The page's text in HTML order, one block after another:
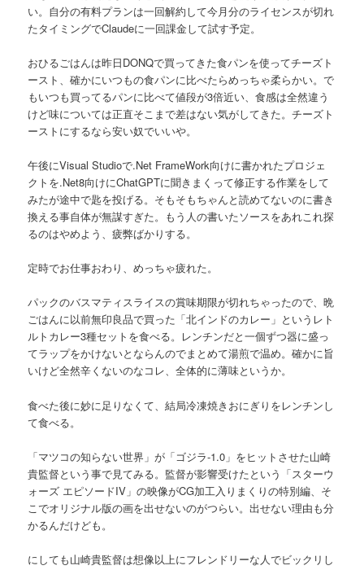
い。自分の有料プランは一回解約して今月分のライセンスが切れ
たタイミングでClaudeに一回課金して試す予定。
おひるごはんは昨日DONQで買ってきた食パンを使ってチーズト
ースト、確かにいつもの食パンに比べたらめっちゃ柔らかい。で
もいつも買ってるパンに比べて値段が3倍近い、食感は全然違う
けど味については正直そこまで差はない気がしてきた。チーズト
ーストにするなら安い奴でいいや。
午後にVisual Studioで.Net FrameWork向けに書かれたプロジェ
クトを.Net8向けにChatGPTに聞きまくって修正する作業をして
みたが途中で匙を投げる。そもそもちゃんと読めてないのに書き
換える事自体が無謀すぎた。もう人の書いたソースをあれこれ探
るのはやめよう、疲弊ばかりする。
定時でお仕事おわり、めっちゃ疲れた。
パックのバスマティスライスの賞味期限が切れちゃったので、晩
ごはんに以前無印良品で買った「北インドのカレー」というレト
ルトカレー3種セットを食べる。レンチンだと一個ずつ器に盛っ
てラップをかけないとならんのでまとめて湯煎で温め。確かに旨
いけど全然辛くないのなコレ、全体的に薄味というか。
食べた後に妙に足りなくて、結局冷凍焼きおにぎりをレンチンし
て食べる。
「マツコの知らない世界」が「ゴジラ-1.0」をヒットさせた山崎
貴監督という事で見てみる。監督が影響受けたという「スターウ
ォーズ エピソードIV」の映像がCG加工入りまくりの特別編、そ
こでオリジナル版の画を出せないのがつらい。出せない理由も分
かるんだけども。
にしても山崎貴監督は想像以上にフレンドリーな人でビックリし